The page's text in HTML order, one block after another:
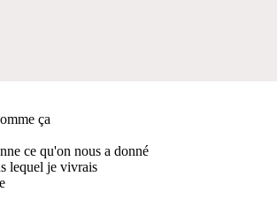
ça
ce qu'on nous a donné
lequel je vivrais